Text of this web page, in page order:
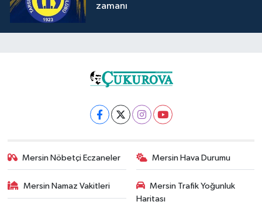
zamanı
Mersin Nöbetçi Eczaneler Mersin Hava Durumu
Mersin Namaz Vakitleri
Mersin Trafik Yoğunluk
Haritası